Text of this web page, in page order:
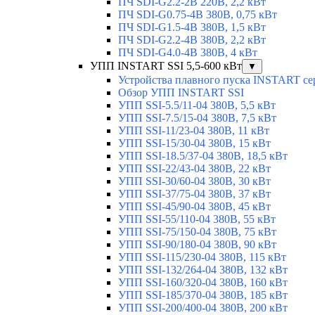
ПЧ SDI-G0.75-4B 380В, 0,75 кВт
ПЧ SDI-G1.5-4B 380В, 1,5 кВт
ПЧ SDI-G2.2-4B 380В, 2,2 кВт
ПЧ SDI-G4.0-4B 380В, 4 кВт
УПП INSTART SSI 5,5-600 кВт
▼
Устройства плавного пуска INSTART
Обзор УПП INSTART SSI
УПП SSI-5.5/11-04 380В, 5,5 кВт
УПП SSI-7.5/15-04 380В, 7,5 кВт
УПП SSI-11/23-04 380В, 11 кВт
УПП SSI-15/30-04 380В, 15 кВт
УПП SSI-18.5/37-04 380В, 18,5 кВт
УПП SSI-22/43-04 380В, 22 кВт
УПП SSI-30/60-04 380В, 30 кВт
УПП SSI-37/75-04 380В, 37 кВт
УПП SSI-45/90-04 380В, 45 кВт
УПП SSI-55/110-04 380В, 55 кВт
УПП SSI-75/150-04 380В, 75 кВт
УПП SSI-90/180-04 380В, 90 кВт
УПП SSI-115/230-04 380В, 115 кВт
УПП SSI-132/264-04 380В, 132 кВт
УПП SSI-160/320-04 380В, 160 кВт
УПП SSI-185/370-04 380В, 185 кВт
УПП SSI-200/400-04 380В, 200 кВт